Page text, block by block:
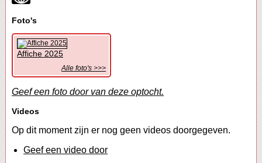
Foto's
Affiche 2025
Alle foto's >>>
Geef een foto door van deze optocht.
Videos
Op dit moment zijn er nog geen videos doorgegeven.
Geef een video door